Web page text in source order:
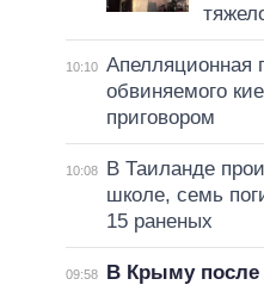
10:10 Апелляционная
обвиняемого
приговором
10:08
В Таиланде
школе, семь
15 раненых
09:58
В Крыму после